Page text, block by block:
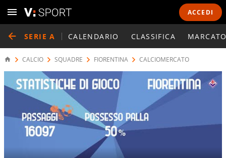
ACCEDI
SERIE A CALENDARIO CLASSIFICA
CALCIO SQUADRE FIORENTINA CALCIOMERCATO